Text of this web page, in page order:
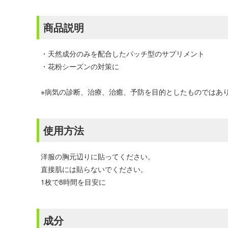
商品説明
・天然成分のみを配合したパッチ型のサプリメント
・花粉シーズンの対策に
※病気の診断、治療、治癒、予防を目的としたものではあ
使用方法
洋服の胸元辺りに貼ってください。
直接肌には貼らないでください。
1枚で8時間を目安に
成分